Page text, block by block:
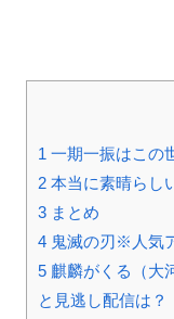
1 一期一振はこの
2 本当に素晴らし
3 まとめ
4 鬼滅の刃※人気
5 麒麟がくる（大
と見逃し配信は？